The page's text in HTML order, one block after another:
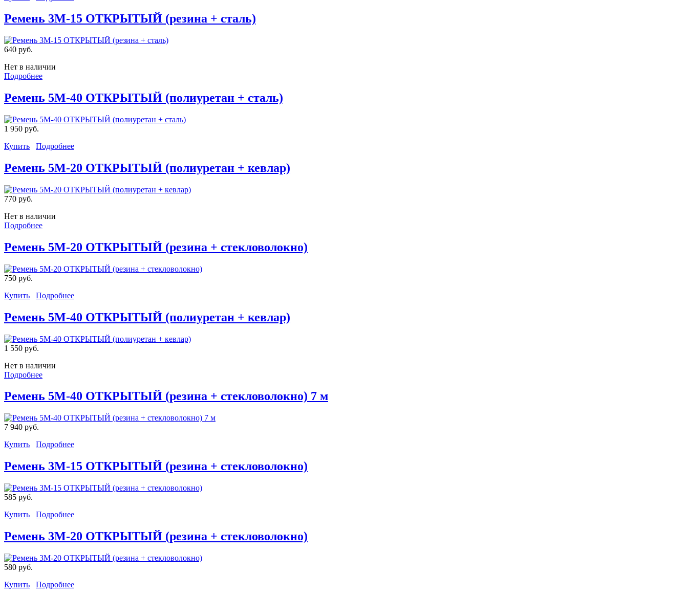
Ремень 3M-15 ОТКРЫТЫЙ (резина + сталь)
640 руб.
Нет в наличии
Подробнее
Ремень 5M-40 ОТКРЫТЫЙ (полиуретан + сталь)
1 950 руб.
Купить
Подробнее
Ремень 5M-20 ОТКРЫТЫЙ (полиуретан + кевлар)
770 руб.
Нет в наличии
Подробнее
Ремень 5M-20 ОТКРЫТЫЙ (резина + стекловолокно)
750 руб.
Купить
Подробнее
Ремень 5M-40 ОТКРЫТЫЙ (полиуретан + кевлар)
1 550 руб.
Нет в наличии
Подробнее
Ремень 5M-40 ОТКРЫТЫЙ (резина + стекловолокно) 7 м
7 940 руб.
Купить
Подробнее
Ремень 3M-15 ОТКРЫТЫЙ (резина + стекловолокно)
585 руб.
Купить
Подробнее
Ремень 3M-20 ОТКРЫТЫЙ (резина + стекловолокно)
580 руб.
Купить
Подробнее